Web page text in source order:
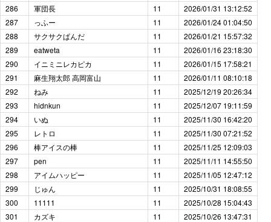
286
軍団長 11
2026/01/31 13:12:52
287
っふー 11
2026/01/24 01:04:50
288
サクサクぱんだ 11
2026/01/21 15:57:32
289
eatweta 11
2026/01/16 23:18:30
290
イニミニレカピカ 11
2026/01/15 17:58:21
291
麻生翔太郎 高岡富山 11
2026/01/11 08:10:18
292
ねみ 11
2025/12/19 20:26:34
293
hidnkun 11
2025/12/07 19:11:59
294
いぬ 11
2025/11/30 16:42:20
295
レトロ 11
2025/11/30 07:21:52
296
棒アイスの棒 11
2025/11/25 12:09:03
297
pen 11
2025/11/11 14:55:50
298
アイムハッピー 11
2025/11/05 12:47:12
299
じゅん 11
2025/10/31 18:08:55
300
11111 11
2025/10/28 15:04:43
301
カズキ 11
2025/10/26 13:47:31